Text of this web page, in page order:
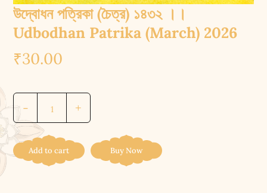
উদ্বোধন পত্রিকা (চৈত্র) ১৪৩২ ।।
Udbodhan Patrika (March) 2026
₹30.00
-
পত্রিকা
(চৈত্র)
১৪৩২
।।
+
Add to cart Buy Now